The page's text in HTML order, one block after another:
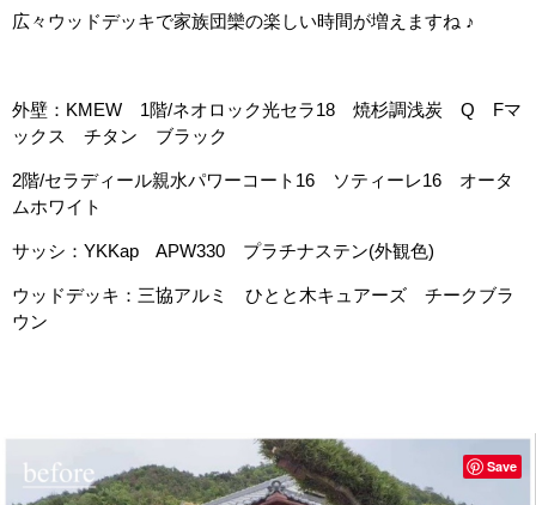
広々ウッドデッキで家族団欒の楽しい時間が増えますね ♪
外壁：KMEW 1階/ネオロック光セラ18 焼杉調浅炭 Q Fマ
ックス チタン ブラック
2階/セラディール親水パワーコート16 ソティーレ16 オータ
ムホワイト
サッシ：YKKap APW330 プラチナステン(外観色)
ウッドデッキ：三協アルミ ひとと木キュアーズ チークブラ
ウン
Save